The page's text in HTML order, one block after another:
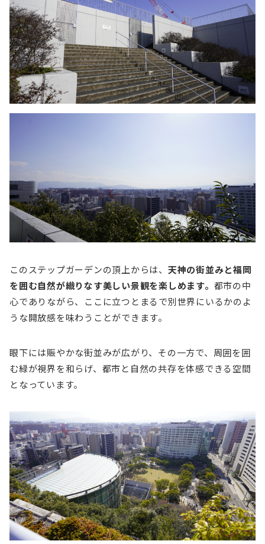
このステップガーデンの頂上からは、 天神の街並みと福岡
を囲む自然が織りなす美しい景観を楽しめます。 都市の中
心でありながら、ここに立つとまるで別世界にいるかのよ
うな開放感を味わうことができます。
眼下には賑やかな街並みが広がり、その一方で、周囲を囲
む緑が視界を和らげ、都市と自然の共存を体感できる空間
となっています。